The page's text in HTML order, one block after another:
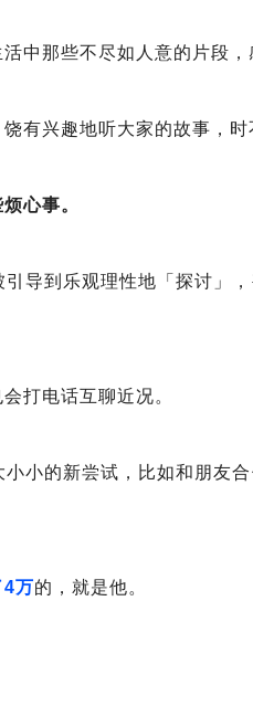
中那些不尽如人意的片段，
有兴趣地听大家的故事，时
心事。
导到乐观理性地「探讨」
打电话互聊近况。
小的新尝试，比如和朋友合
4万的，就是他。